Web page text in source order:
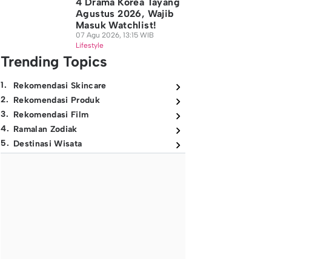
Agustus 2026, Wajib
Masuk Watchlist!
07 Agu 2026, 13:15 WIB
Lifestyle
Trending Topics
1.
Rekomendasi Skincare
2. Rekomendasi Produk
3. Rekomendasi Film
4. Ramalan Zodiak
5. Destinasi Wisata